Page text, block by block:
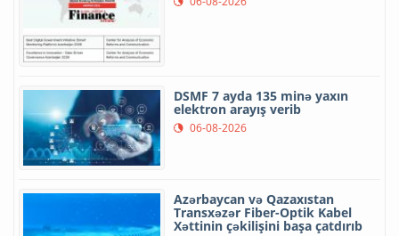
DSMF 7 ayda 135 minə yaxın
elektron arayış verib
06-08-2026
Azərbaycan və Qazaxıstan
Transxəzər Fiber-Optik Kabel
Xəttinin çəkilişini başa çatdırıb